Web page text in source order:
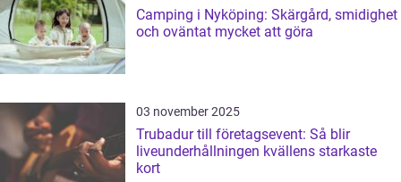
Camping i Nyköping: Skärgård, smidighet
och oväntat mycket att göra
03 november 2025
Trubadur till företagsevent: Så blir
liveunderhållningen kvällens starkaste
kort